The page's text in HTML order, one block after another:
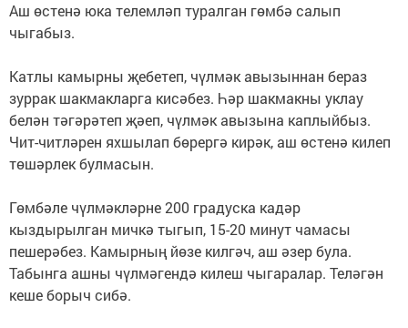
Аш өстенә юка телемләп туралган гөмбә салып
чыгабыз.
Катлы камырны җебетеп, чүлмәк авызыннан бераз
зуррак шакмакларга кисәбез. Һәр шакмакны уклау
белән тәгәрәтеп җәеп, чүлмәк авызына каплыйбыз.
Чит-читләрен яхшылап бөрергә кирәк, аш өстенә килеп
төшәрлек булмасын.
Гөмбәле чүлмәкләрне 200 градуска кадәр
кыздырылган мичкә тыгып, 15-20 минут чамасы
пешерәбез. Камырның йөзе килгәч, аш әзер була.
Табынга ашны чүлмәгендә килеш чыгаралар. Теләгән
кеше борыч сибә.